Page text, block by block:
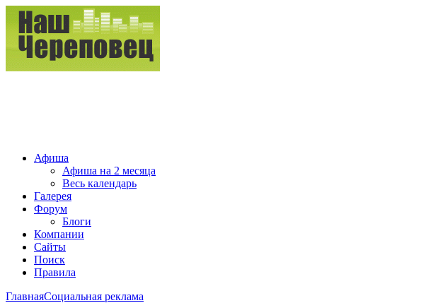
Афиша
Афиша на 2 месяца
Весь календарь
Галерея
Форум
Блоги
Компании
Сайты
Поиск
Правила
ГлавнаяСоциальная реклама